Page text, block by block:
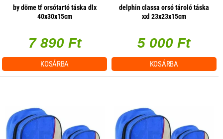
by döme tf orsótartó táska dlx
40x30x15cm
7 890 Ft
KOSÁRBA
delphin classa orsó tároló táska
xxl 23x23x15cm
5 000 Ft
KOSÁRBA